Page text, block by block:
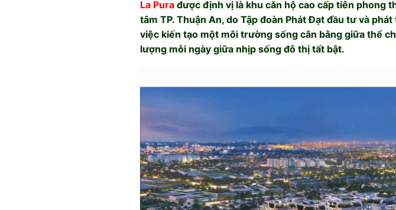
La Pura được định vị là khu căn hộ cao cấp tiên phong
tâm TP. Thuận An, do Tập đoàn Phát Đạt đầu tư và
việc kiến tạo một môi trường sống cân bằng giữa thể
lượng mỗi ngày giữa nhịp sống đô thị tất bật.